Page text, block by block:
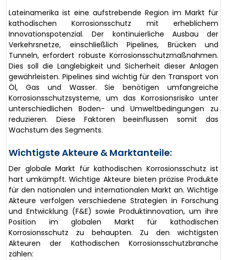
Lateinamerika ist eine aufstrebende Region im Markt für
kathodischen Korrosionsschutz mit erheblichem
Innovationspotenzial. Der kontinuierliche Ausbau der
Verkehrsnetze, einschließlich Pipelines, Brücken und
Tunneln, erfordert robuste Korrosionsschutzmaßnahmen.
Dies soll die Langlebigkeit und Sicherheit dieser Anlagen
gewährleisten. Pipelines sind wichtig für den Transport von
Öl, Gas und Wasser. Sie benötigen umfangreiche
Korrosionsschutzsysteme, um das Korrosionsrisiko unter
unterschiedlichen Boden- und Umweltbedingungen zu
reduzieren. Diese Faktoren beeinflussen somit das
Wachstum des Segments.
Wichtigste Akteure & Marktanteile:
Der globale Markt für kathodischen Korrosionsschutz ist
hart umkämpft. Wichtige Akteure bieten präzise Produkte
für den nationalen und internationalen Markt an. Wichtige
Akteure verfolgen verschiedene Strategien in Forschung
und Entwicklung (F&E) sowie Produktinnovation, um ihre
Position im globalen Markt für kathodischen
Korrosionsschutz zu behaupten. Zu den wichtigsten
Akteuren der Kathodischen Korrosionsschutzbranche
zählen: